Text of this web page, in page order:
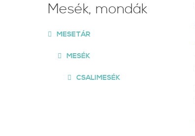
Mesék, mondák
MESETÁR
MESÉK
CSALIMESÉK